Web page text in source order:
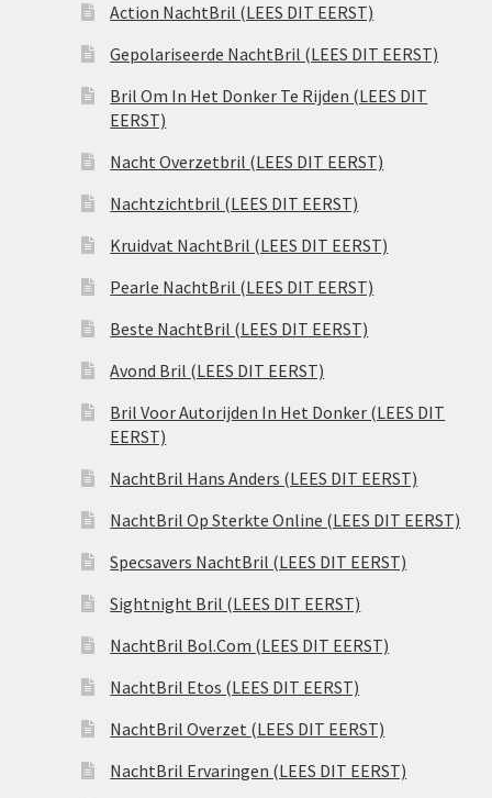
Action NachtBril (LEES DIT EERST)
Gepolariseerde NachtBril (LEES DIT EERST)
Bril Om In Het Donker Te Rijden (LEES DIT
EERST)
Nacht Overzetbril (LEES DIT EERST)
Nachtzichtbril (LEES DIT EERST)
Kruidvat NachtBril (LEES DIT EERST)
Pearle NachtBril (LEES DIT EERST)
Beste NachtBril (LEES DIT EERST)
Avond Bril (LEES DIT EERST)
Bril Voor Autorijden In Het Donker (LEES DIT
EERST)
NachtBril Hans Anders (LEES DIT EERST)
NachtBril Op Sterkte Online (LEES DIT EERST)
Specsavers NachtBril (LEES DIT EERST)
Sightnight Bril (LEES DIT EERST)
NachtBril Bol.Com (LEES DIT EERST)
NachtBril Etos (LEES DIT EERST)
NachtBril Overzet (LEES DIT EERST)
NachtBril Ervaringen (LEES DIT EERST)